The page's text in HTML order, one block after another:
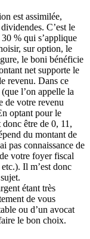
est assimilée,
C’est le
% qui s’applique
sur option, le
le boni bénéficie
net supporte le
revenu. Dans ce
l’on appelle la
de votre revenu
optant pour le
être de 0, 11,
du montant de
pas connaissance de
votre foyer fiscal
Il m’est donc
étant très
de vous
ou d’un avocat
le bon choix.